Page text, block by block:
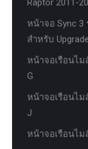
Raptor 2011-
หน้าจอ Sync 3
สำหรับ
หน้าจอเรือนไมล์
G
หน้าจอเรือนไมล์
J
หน้าจอเรือนไม